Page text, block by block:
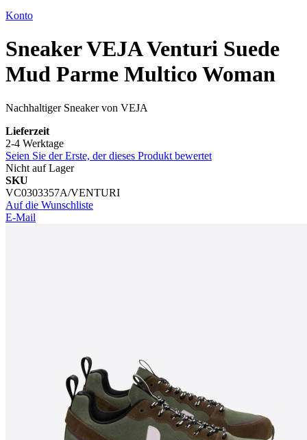
Konto
Sneaker VEJA Venturi Suede
Mud Parme Multico Woman
Nachhaltiger Sneaker von VEJA
Lieferzeit
2-4 Werktage
Seien Sie der Erste, der dieses Produkt bewertet
Nicht auf Lager
SKU
VC0303357A/VENTURI
Auf die Wunschliste
E-Mail